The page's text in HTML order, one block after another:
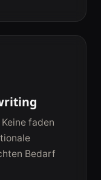
faden
Bedarf